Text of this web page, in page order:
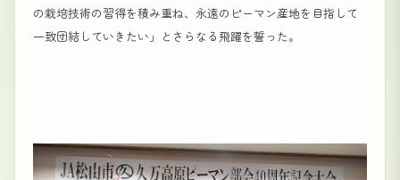
の栽培技術の習得を積み重ね、永遠のピーマン産地を目指して
一致団結していきたい」とさらなる飛躍を誓った。